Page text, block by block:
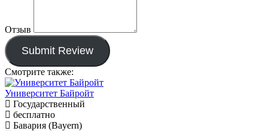
Отзыв
Submit Review
Смотрите также:
Университет Байройт
Государственный
бесплатно
Бавария (Bayern)